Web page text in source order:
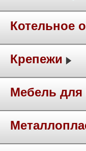
Котельное
Крепежи
Мебель